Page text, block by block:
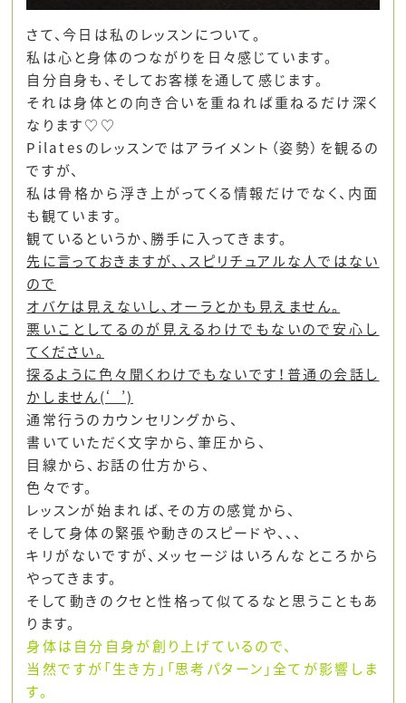
さて、今日は私のレッスンについて。
私は心と身体のつながりを日々感じています。
自分自身も、そしてお客様を通して感じます。
それは身体との向き合いを重ねれば重ねるだけ深く
なります♡♡
Pilatesのレッスンではアライメント（姿勢）を観るの
ですが、
私は骨格から浮き上がってくる情報だけでなく、内面
も観ています。
観ているというか、勝手に入ってきます。
先に言っておきますが、、スピリチュアルな人ではない
ので
オバケは見えないし、オーラとかも見えません。
悪いことしてるのが見えるわけでもないので安心し
てください。
探るように色々聞くわけでもないです！普通の会話し
かしません(‘_’)
通常行うのカウンセリングから、
書いていただく文字から、筆圧から、
目線から、お話の仕方から、
色々です。
レッスンが始まれば、その方の感覚から、
そして身体の緊張や動きのスピードや、、、
キリがないですが、メッセージはいろんなところから
やってきます。
そして動きのクセと性格って似てるなと思うこともあ
ります。
身体は自分自身が創り上げているので、
当然ですが「生き方」「思考パターン」全てが影響しま
す。